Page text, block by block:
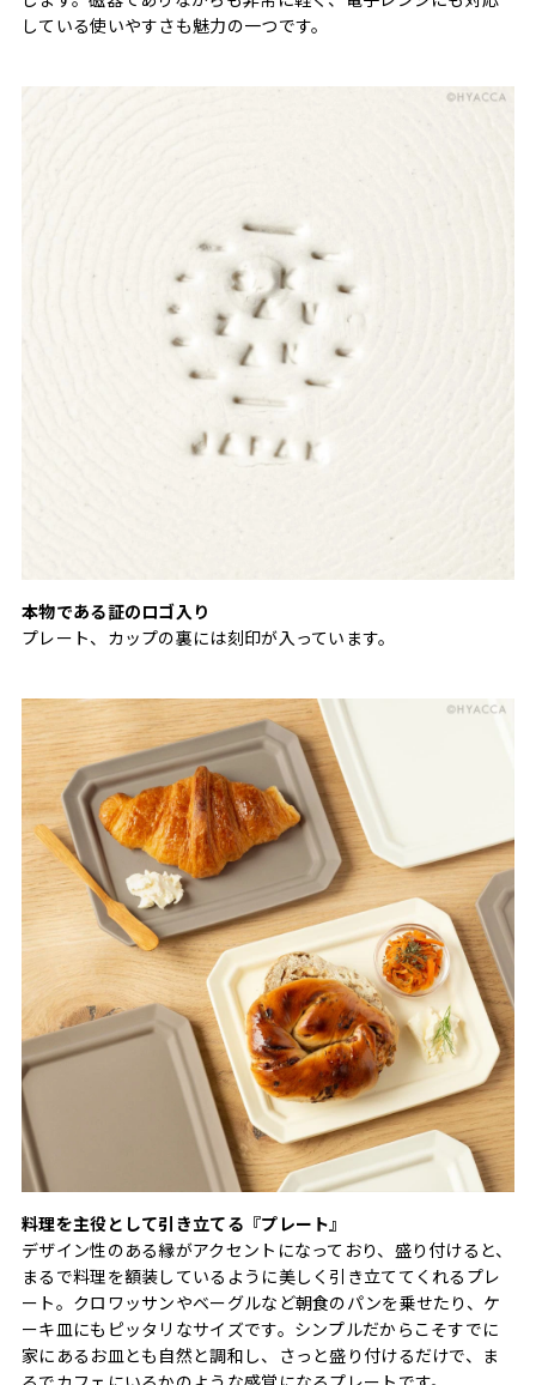
している使いやすさも魅力の一つです。
本物である証のロゴ入り
プレート、カップの裏には刻印が入っています。
料理を主役として引き立てる『プレート』
デザイン性のある縁がアクセントになっており、盛り付けると、
まるで料理を額装しているように美しく引き立ててくれるプレ
ート。クロワッサンやベーグルなど朝食のパンを乗せたり、ケ
ーキ皿にもピッタリなサイズです。シンプルだからこそすでに
家にあるお皿とも自然と調和し、さっと盛り付けるだけで、ま